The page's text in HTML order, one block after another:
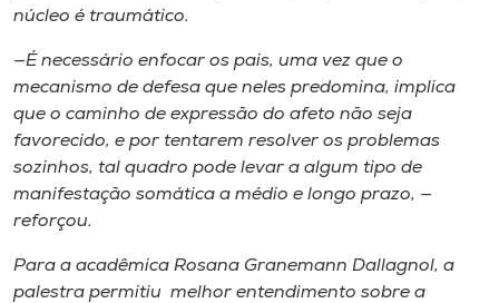
núcleo é traumático.
—É necessário enfocar os pais, uma vez que o
mecanismo de defesa que neles predomina, implica
que o caminho de expressão do afeto não seja
favorecido, e por tentarem resolver os problemas
sozinhos, tal quadro pode levar a algum tipo de
manifestação somática a médio e longo prazo, —
reforçou.
Para a acadêmica Rosana Granemann Dallagnol, a
palestra permitiu melhor entendimento sobre a